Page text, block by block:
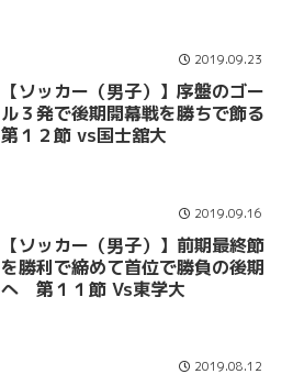
2019.09.23
【ソッカー（男子）】序盤のゴー
ル３発で後期開幕戦を勝ちで飾る
第１２節 vs国士舘大
2019.09.16
【ソッカー（男子）】前期最終節
を勝利で締めて首位で勝負の後期
へ 第１１節 Vs東学大
2019.08.12